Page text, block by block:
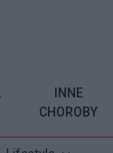
INNE
CHOROBY